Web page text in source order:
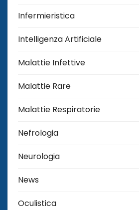
Infermieristica
Intelligenza Artificiale
Malattie Infettive
Malattie Rare
Malattie Respiratorie
Nefrologia
Neurologia
News
Oculistica